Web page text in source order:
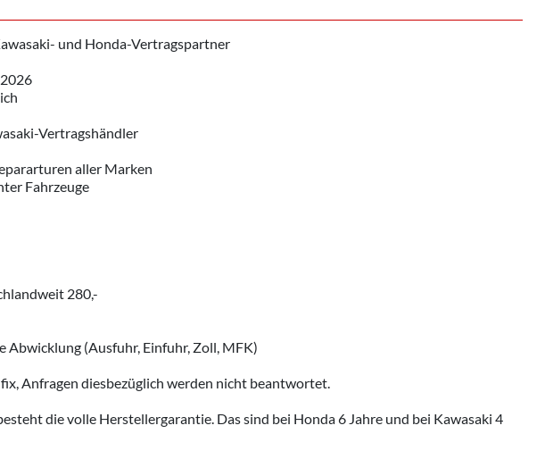
und Honda-Vertragspartner
Vertragshändler
aller Marken
Fahrzeuge
280,-
Abwicklung (Ausfuhr, Einfuhr, Zoll, MFK)
Anfragen diesbezüglich werden nicht beantwortet.
die volle Herstellergarantie. Das sind bei Honda 6 Jahre und bei Kawasaki 4